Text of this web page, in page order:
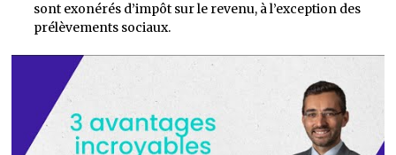
sont exonérés d’impôt sur le revenu, à l’exception des
prélèvements sociaux.